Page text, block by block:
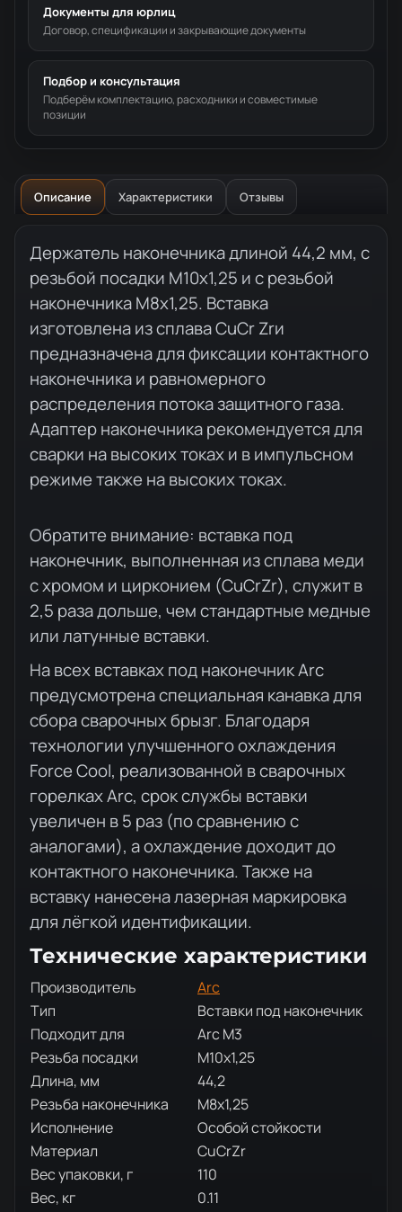
Документы для юрлиц
Договор, спецификации и закрывающие документы
Подбор и консультация
Подберём комплектацию, расходники и совместимые
позиции
Описание Характеристики Отзывы
Описание товара
Держатель наконечника длиной 44,2 мм, с
резьбой посадки М10x1,25 и с резьбой
наконечника М8x1,25. Вставка
изготовлена из сплава CuCr Zrи
предназначена для фиксации контактного
наконечника и равномерного
распределения потока защитного газа.
Адаптер наконечника рекомендуется для
сварки на высоких токах и в импульсном
режиме также на высоких токах.
Обратите внимание: вставка под
наконечник, выполненная из сплава меди
с хромом и цирконием (CuCrZr), служит в
2,5 раза дольше, чем стандартные медные
или латунные вставки.
На всех вставках под наконечник Arc
предусмотрена специальная канавка для
сбора сварочных брызг. Благодаря
технологии улучшенного охлаждения
Force Cool, реализованной в сварочных
горелках Arc, срок службы вставки
увеличен в 5 раз (по сравнению с
аналогами), а охлаждение доходит до
контактного наконечника. Также на
вставку нанесена лазерная маркировка
для лёгкой идентификации.
Технические характеристики
Производитель
Arc
Тип
Вставки под наконечник
Подходит для
Arc M3
Резьба посадки
M10x1,25
Длина, мм
44,2
Резьба наконечника
M8x1,25
Исполнение
Особой стойкости
Материал
CuCrZr
Вес упаковки, г
110
Вес, кг
0.11